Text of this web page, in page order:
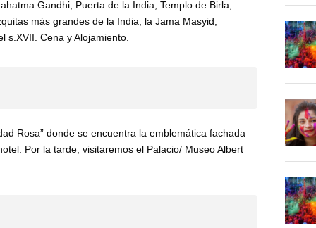
Gandhi, Puerta de la India, Templo de Birla,
más grandes de la India, la Jama Masyid,
s.XVII. Cena y Alojamiento.
Rosa” donde se encuentra la emblemática fachada
Por la tarde, visitaremos el Palacio/ Museo Albert